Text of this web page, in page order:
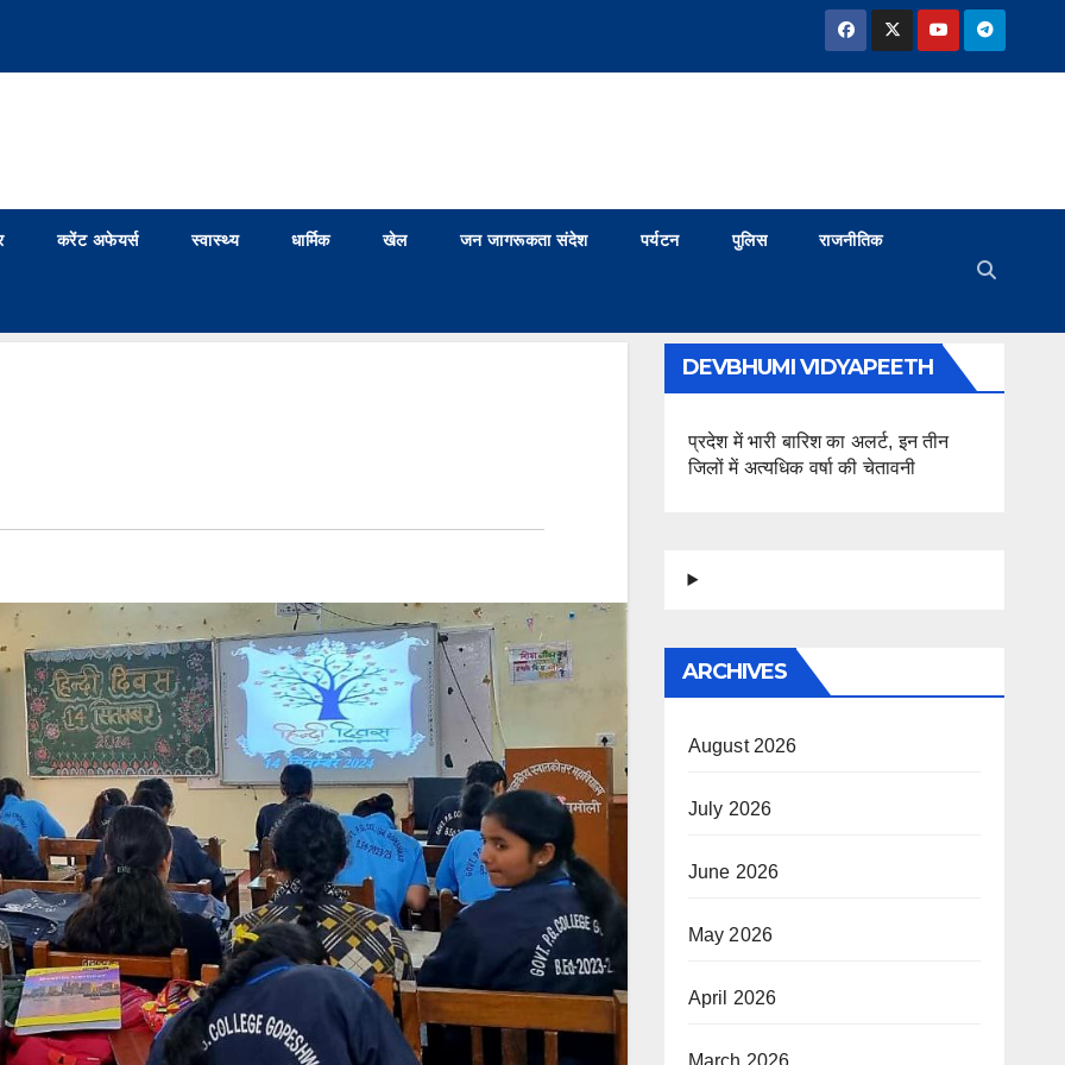
करेंट अफेयर्स स्वास्थ्य धार्मिक खेल जन जागरूकता संदेश पर्यटन पुलिस राजनीतिक
DEVBHUMI VIDYAPEETH
प्रदेश में भारी बारिश का अलर्ट, इन तीन
जिलों में अत्यधिक वर्षा की चेतावनी
ARCHIVES
August 2026
July 2026
June 2026
May 2026
April 2026
March 2026